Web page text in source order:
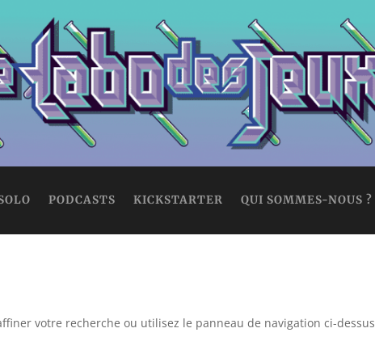
PODCASTS KICKSTARTER QUI SOMMES-NOUS ?
votre recherche ou utilisez le panneau de navigation ci-dessus